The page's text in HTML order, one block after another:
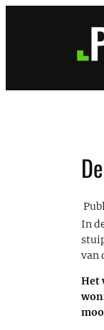
In
van
Het